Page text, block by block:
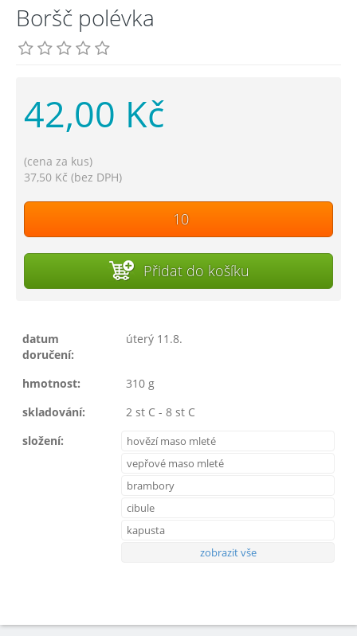
Boršč polévka
42,00 Kč
(cena za kus)
37,50 Kč (bez DPH)
Přidat do košíku
datum
doručení:
úterý 11.8.
hmotnost:
310 g
skladování:
2 st C - 8 st C
složení:
hovězí maso mleté
vepřové maso mleté
brambory
cibule
kapusta
zobrazit vše